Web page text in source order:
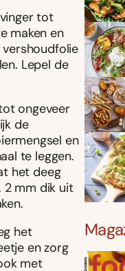
tot
maken en
Lepel de
ongeveer
de
en
te leggen.
het deeg
2 mm dik uit
het
en zorg
met